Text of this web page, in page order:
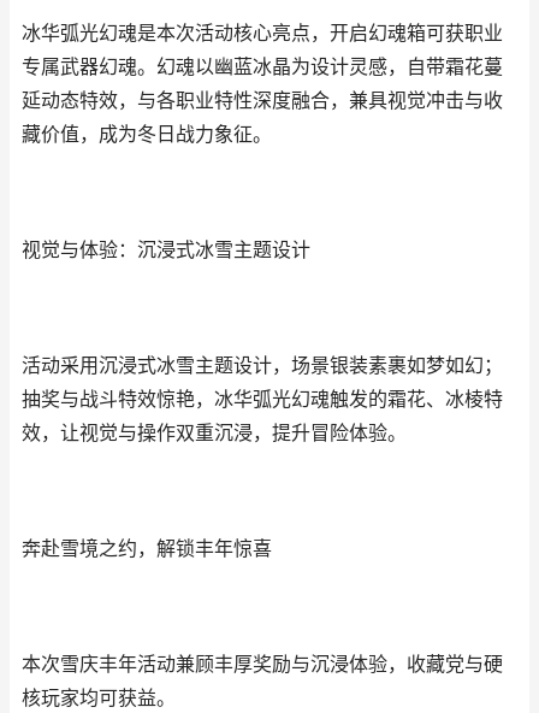
冰华弧光幻魂是本次活动核心亮点，开启幻魂箱可获职业
专属武器幻魂。幻魂以幽蓝冰晶为设计灵感，自带霜花蔓
延动态特效，与各职业特性深度融合，兼具视觉冲击与收
藏价值，成为冬日战力象征。
视觉与体验：沉浸式冰雪主题设计
活动采用沉浸式冰雪主题设计，场景银装素裹如梦如幻；
抽奖与战斗特效惊艳，冰华弧光幻魂触发的霜花、冰棱特
效，让视觉与操作双重沉浸，提升冒险体验。
奔赴雪境之约，解锁丰年惊喜
本次雪庆丰年活动兼顾丰厚奖励与沉浸体验，收藏党与硬
核玩家均可获益。